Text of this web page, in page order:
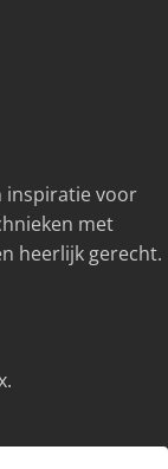
inspiratie voor
met
heerlijk gerecht.